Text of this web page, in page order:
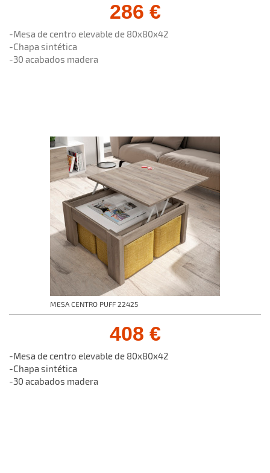
286 €
-Mesa de centro elevable de 80x80x42
-Chapa sintética
-30 acabados madera
MESA CENTRO PUFF 22425
408 €
-Mesa de centro elevable de 80x80x42
-Chapa sintética
-30 acabados madera